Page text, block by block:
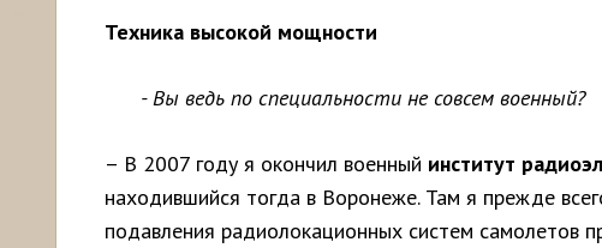
Техника высокой мощности
- Вы ведь по специальности не совсем военный?
– В 2007 году я окончил военный институт
находившийся тогда в Воронеже. Там я прежде
подавления радиолокационных систем самолетов